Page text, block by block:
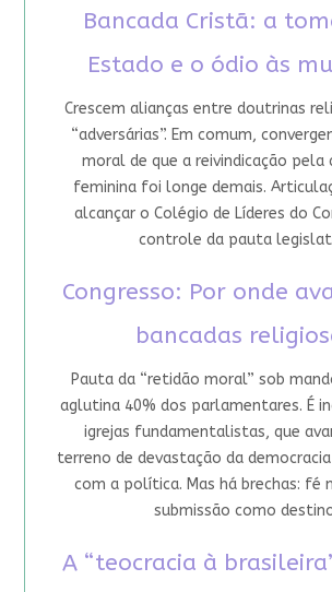
Bancada Cristã: a
Estado e o ódio às
Crescem alianças entre doutrinas
“adversárias”. Em comum,
moral de que a reivindicação pela
feminina foi longe demais.
alcançar o Colégio de Líderes do
controle da pauta
Congresso: Por onde
bancadas
Pauta da “retidão moral” sob
aglutina 40% dos parlamentares. É
igrejas fundamentalistas, que
terreno de devastação da
com a política. Mas há brechas: fé
submissão como
A “teocracia à